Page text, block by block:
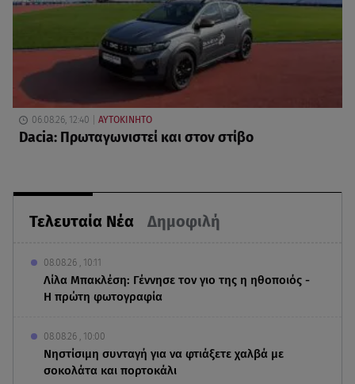
Τελευταία Νέα Δημοφιλή
08.08.26 , 10:11
Λίλα Μπακλέση: Γέννησε τον γιο της η ηθοποιός -
Η πρώτη φωτογραφία
08.08.26 , 10:00
Νηστίσιμη συνταγή για να φτιάξετε χαλβά με
σοκολάτα και πορτοκάλι
06.08.26, 12:40 ΑΥΤΟΚΙΝΗΤΟ
Dacia: Πρωταγωνιστεί και στον στίβο